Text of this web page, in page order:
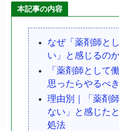
本記事の内容
なぜ「薬剤師と
い」と感じるの
「薬剤師として
思ったらやるべ
理由別｜「薬剤
ない」と感じた
処法